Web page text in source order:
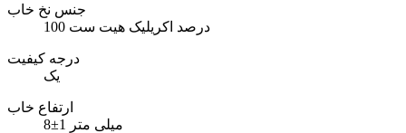
جنس نخ خاب
100 درصد اکریلیک هیت ست
درجه کیفیت
یک
ارتفاع خاب
8±1 میلی متر